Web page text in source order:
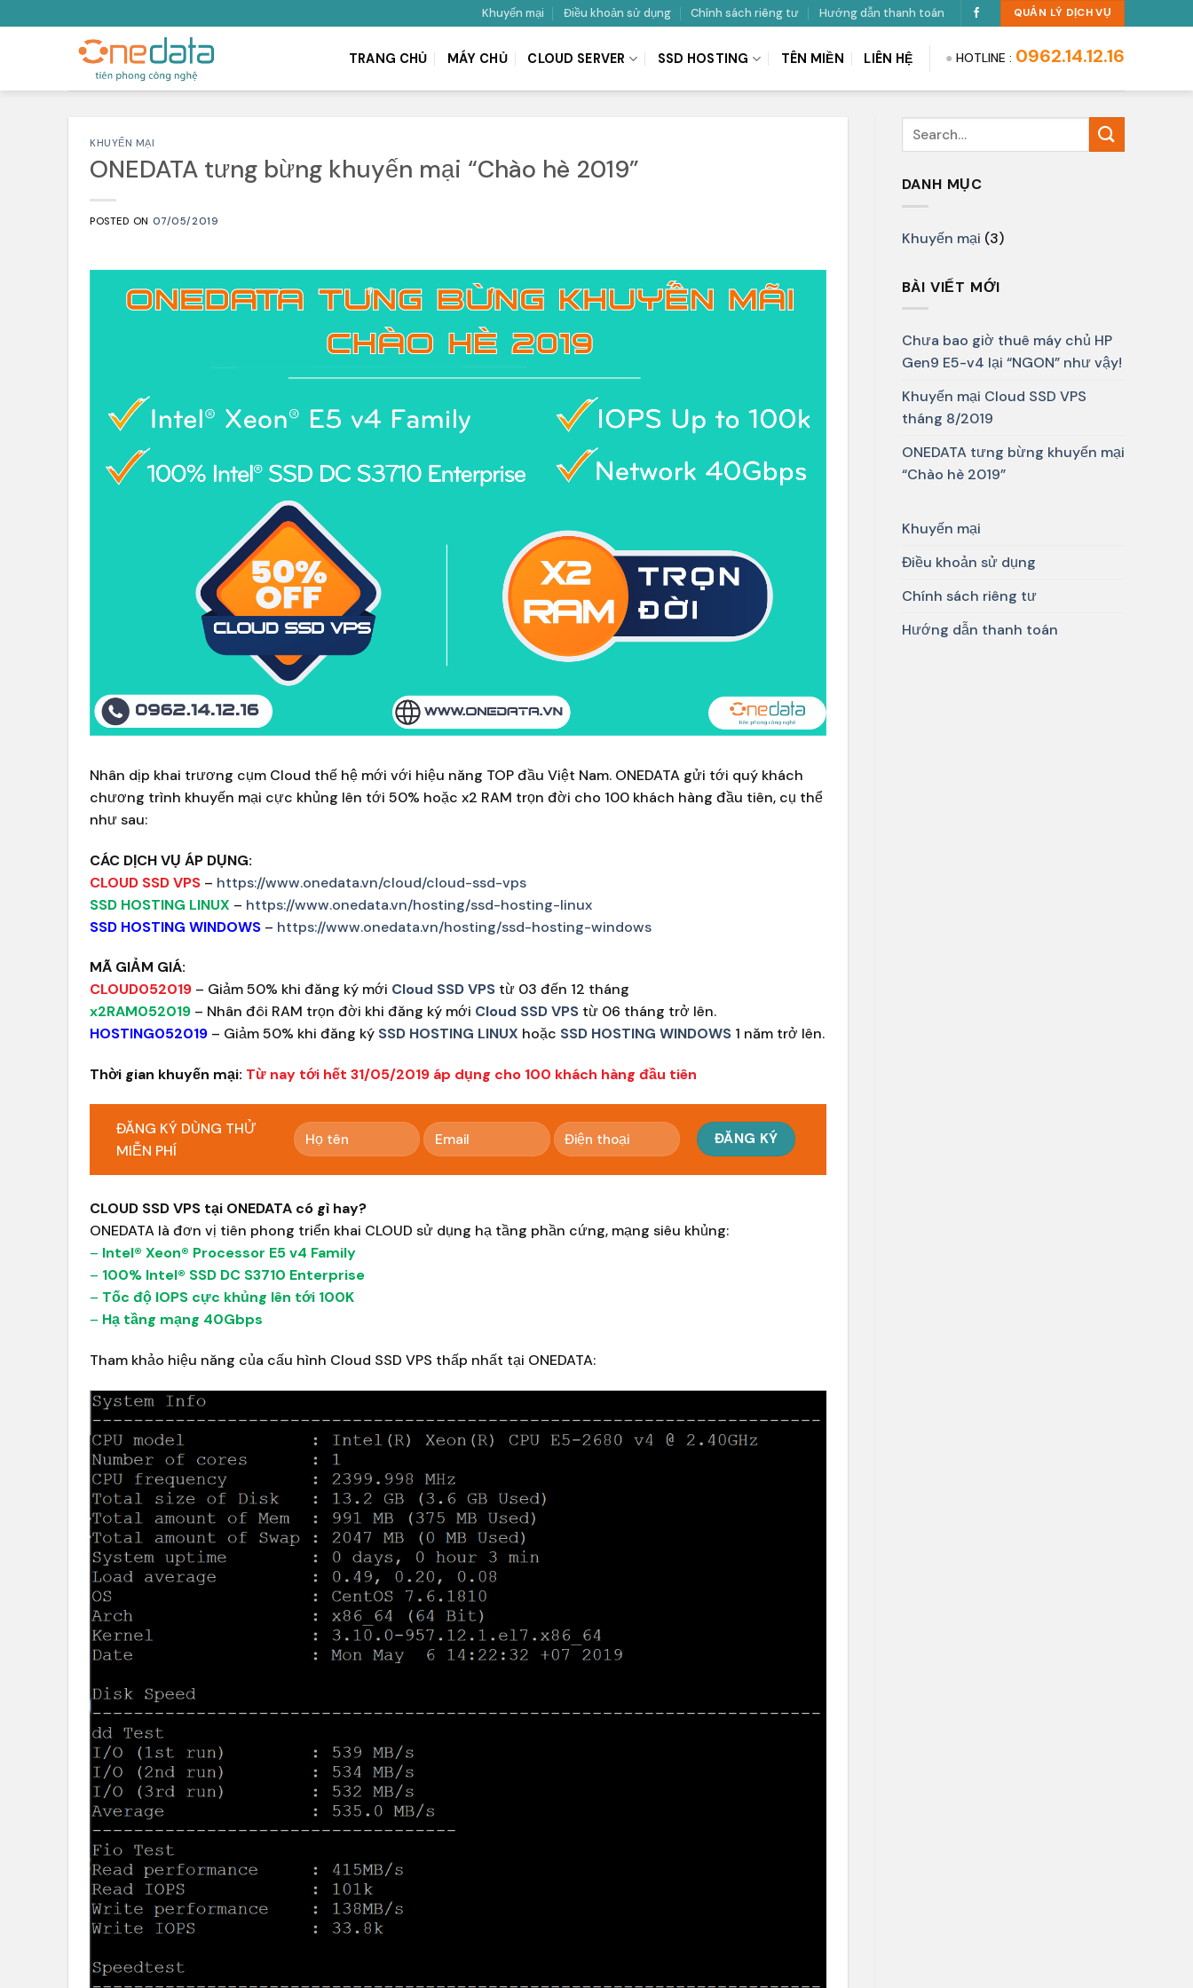
to
Khuyến mại Điều khoản sử dụng Chính sách riêng tư Hướng dẫn thanh toán QUẢN LÝ DỊCH VỤ
TRANG CHỦ MÁY CHỦ CLOUD SERVER SSD HOSTING TÊN MIỀN LIÊN HỆ ● HOTLINE : 0962.14.12.16
KHUYẾN MẠI
ONEDATA tưng bừng khuyến mại “Chào hè 2019”
POSTED ON 07/05/2019
Nhân dịp khai trương cụm Cloud thế hệ mới với hiệu năng TOP đầu Việt Nam. ONEDATA gửi tới quý khách
chương trình khuyến mại cực khủng lên tới 50% hoặc x2 RAM trọn đời cho 100 khách hàng đầu tiên, cụ thể
như sau:
CÁC DỊCH VỤ ÁP DỤNG:
CLOUD SSD VPS – https://www.onedata.vn/cloud/cloud-ssd-vps
SSD HOSTING LINUX – https://www.onedata.vn/hosting/ssd-hosting-linux
SSD HOSTING WINDOWS – https://www.onedata.vn/hosting/ssd-hosting-windows
MÃ GIẢM GIÁ:
CLOUD052019 – Giảm 50% khi đăng ký mới Cloud SSD VPS từ 03 đến 12 tháng
x2RAM052019 – Nhân đôi RAM trọn đời khi đăng ký mới Cloud SSD VPS từ 06 tháng trở lên.
HOSTING052019 – Giảm 50% khi đăng ký SSD HOSTING LINUX hoặc SSD HOSTING WINDOWS 1 năm trở lên.
Thời gian khuyến mại: Từ nay tới hết 31/05/2019 áp dụng cho 100 khách hàng đầu tiên
ĐĂNG KÝ DÙNG THỬ
MIỄN PHÍ
CLOUD SSD VPS tại ONEDATA có gì hay?
ONEDATA là đơn vị tiên phong triển khai CLOUD sử dụng hạ tầng phần cứng, mạng siêu khủng:
– Intel® Xeon® Processor E5 v4 Family
– 100% Intel® SSD DC S3710 Enterprise
– Tốc độ IOPS cực khủng lên tới 100K
– Hạ tầng mạng 40Gbps
Tham khảo hiệu năng của cấu hình Cloud SSD VPS thấp nhất tại ONEDATA:
DANH MỤC
Khuyến mại (3)
BÀI VIẾT MỚI
Chưa bao giờ thuê máy chủ HP
Gen9 E5-v4 lại “NGON” như vậy!
Khuyến mại Cloud SSD VPS
tháng 8/2019
ONEDATA tưng bừng khuyến mại
“Chào hè 2019”
Khuyến mại
Điều khoản sử dụng
Chính sách riêng tư
Hướng dẫn thanh toán